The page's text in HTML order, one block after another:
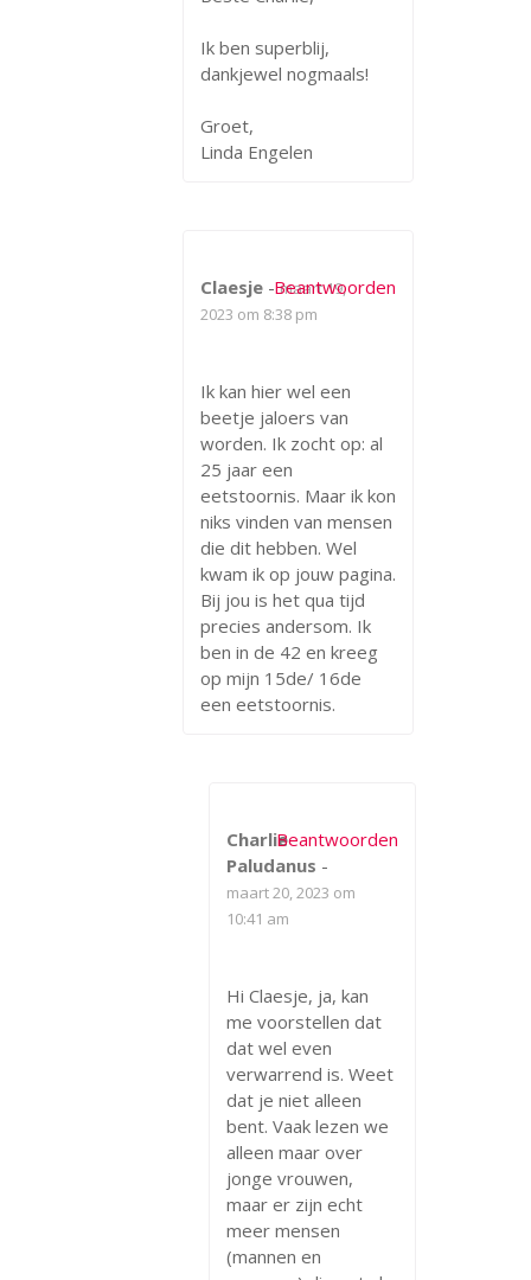
Ik ben superblij,
dankjewel nogmaals!
Groet,
Linda Engelen
Claesje-maart 19,
2023 om 8:38 pm
Ik kan hier wel een
beetje jaloers van
worden. Ik zocht op: al
25 jaar een
eetstoornis. Maar ik kon
niks vinden van mensen
die dit hebben. Wel
kwam ik op jouw pagina.
Bij jou is het qua tijd
precies andersom. Ik
ben in de 42 en kreeg
op mijn 15de/ 16de
een eetstoornis.
Beantwoorden
Charlie
Paludanus -
maart 20, 2023 om
10:41 am
Hi Claesje, ja, kan
me voorstellen dat
dat wel even
verwarrend is. Weet
dat je niet alleen
bent. Vaak lezen we
alleen maar over
jonge vrouwen,
maar er zijn echt
meer mensen
(mannen en
Beantwoorden